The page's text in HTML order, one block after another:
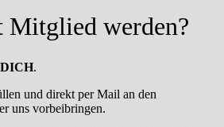
Mitglied werden?
DICH.
und direkt per Mail an den
uns vorbeibringen.